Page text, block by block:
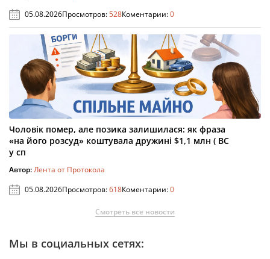
05.08.2026Просмотров:528Коментарии:0
Чоловік помер, але позика залишилася: як фраза
«на його розсуд» коштувала дружині $1,1 млн ( ВС
у сп
Автор:Лента от Протокола
05.08.2026Просмотров:618Коментарии:0
Смотреть все новости
Мы в социальных сетях: